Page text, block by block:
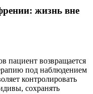
жизнь вне
пациент возвращается
под наблюдением
контролировать
сохранять